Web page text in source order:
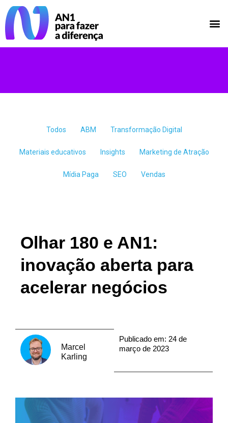
Todos ABM Transformação Digital
Materiais educativos Insights Marketing de Atração
Mídia Paga SEO Vendas
Olhar 180 e AN1:
inovação aberta para
acelerar negócios
Marcel
Karling
Publicado em: 24 de
março de 2023